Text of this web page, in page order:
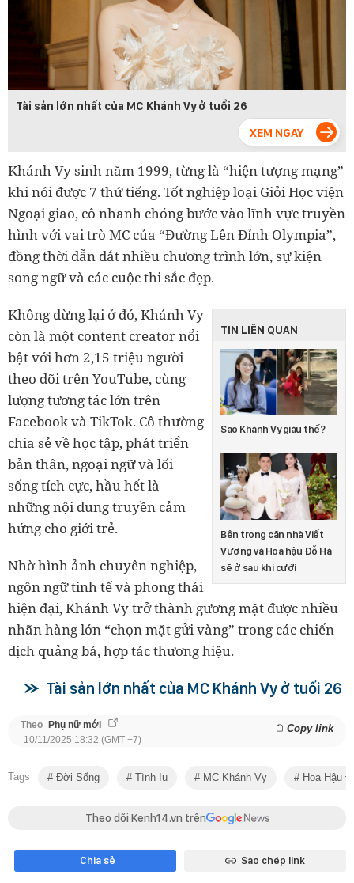
Tài sản lớn nhất của MC Khánh Vy ở tuổi 26
Khánh Vy sinh năm 1999, từng là “hiện tượng mạng”
khi nói được 7 thứ tiếng. Tốt nghiệp loại Giỏi Học viện
Ngoại giao, cô nhanh chóng bước vào lĩnh vực truyền
hình với vai trò MC của “Đường Lên Đỉnh Olympia”,
đồng thời dẫn dắt nhiều chương trình lớn, sự kiện
song ngữ và các cuộc thi sắc đẹp.
TIN LIÊN QUAN
Sao Khánh Vy giàu thế?
Bên trong căn nhà Viết
Vương và Hoa hậu Đỗ Hà
sẽ ở sau khi cưới
Không dừng lại ở đó, Khánh Vy
còn là một content creator nổi
bật với hơn 2,15 triệu người
theo dõi trên YouTube, cùng
lượng tương tác lớn trên
Facebook và TikTok. Cô thường
chia sẻ về học tập, phát triển
bản thân, ngoại ngữ và lối
sống tích cực, hầu hết là
những nội dung truyền cảm
hứng cho giới trẻ.
Nhờ hình ảnh chuyên nghiệp,
ngôn ngữ tinh tế và phong thái
hiện đại, Khánh Vy trở thành gương mặt được nhiều
nhãn hàng lớn “chọn mặt gửi vàng” trong các chiến
dịch quảng bá, hợp tác thương hiệu.
Tài sản lớn nhất của MC Khánh Vy ở tuổi 26
Theo Phụ nữ mới Copy link
10/11/2025 18:32 (GMT +7)
Tags Đời Sống Tình Iu MC Khánh Vy Hoa Hậu
Theo dõi Kenh14.vn trên
Chia sẻ Sao chép link